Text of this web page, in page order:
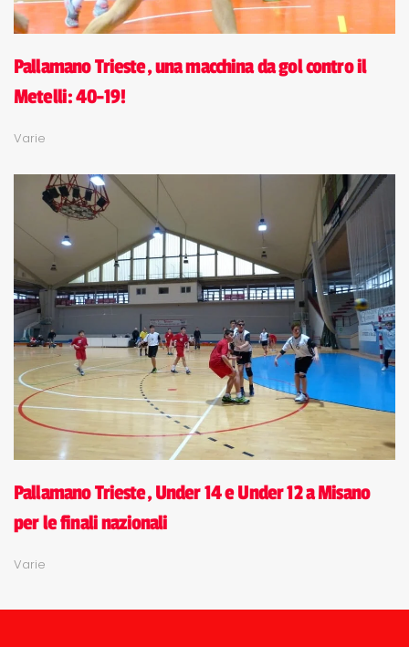
Pallamano Trieste, una macchina da gol contro il
Metelli: 40-19!
Varie
Pallamano Trieste, Under 14 e Under 12 a Misano
per le finali nazionali
Varie